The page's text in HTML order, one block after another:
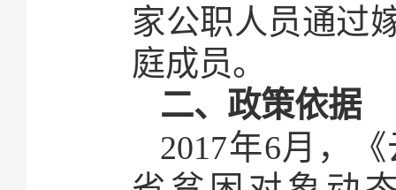
家公职人员通过
庭成员。
二、政策依据
2017年6月，